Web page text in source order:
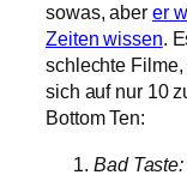
sowas, aber er
Zeiten wissen.
schlechte
sich auf nur 10
Bottom Ten:
Bad Taste: